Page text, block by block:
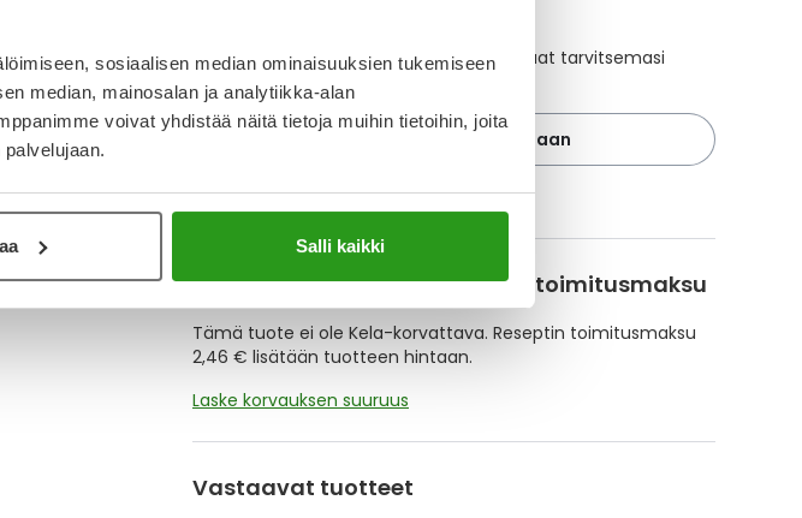
sosiaalisen median ominaisuuksien tukemiseen
median, mainosalan ja analytiikka-alan
voivat yhdistää näitä tietoja muihin tietoihin, joita
Salli kaikki
Muistuttajan avulla pidät huolen, että tilaat tarvitsemasi
tuotteet ajoissa, eivätkä ne lopu kesken.
Lisää tuote muistuttajaan
Lue lisää muistuttajasta
Kela-korvattavuus ja reseptin toimitusmaksu
Tämä tuote ei ole Kela-korvattava. Reseptin toimitusmaksu
2,46 € lisätään tuotteen hintaan.
Laske korvauksen suuruus
Vastaavat tuotteet